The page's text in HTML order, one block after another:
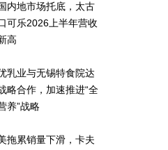
内地市场托底，太古
可乐2026上半年营收
高
乳业与无锡特食院达
略合作，加速推进“全
养”战略
拖累销量下滑，卡夫